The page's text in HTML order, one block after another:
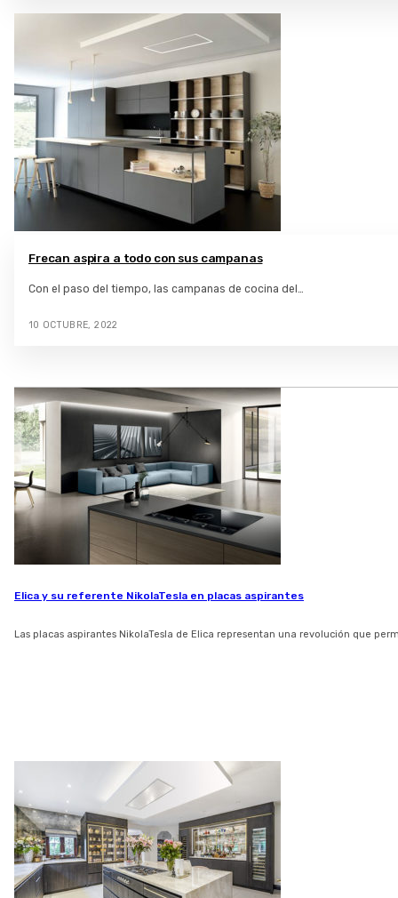
Frecan aspira a todo con sus campanas
Con el paso del tiempo, las campanas de cocina del…
10 OCTUBRE, 2022
Elica y su referente NikolaTesla en placas aspirantes
Las placas aspirantes NikolaTesla de Elica representan una revolución que